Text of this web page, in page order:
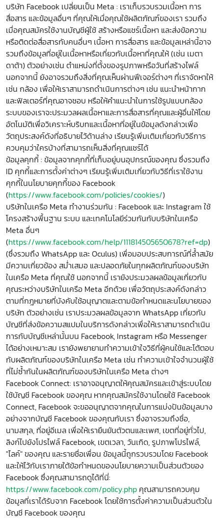
บริษัท Facebook เปลี่ยนเป็น Meta : เราเก็บรวบรวมเนื้อหา การ
สื่อสาร และข้อมูลอื่นๆ ที่คุณให้เมื่อคุณใช้ผลิตภัณฑ์ของเรา รวมถึง
เมื่อคุณสมัครใช้งานบัญชีผู้ใช้ สร้างหรือแชร์เนื้อหา และส่งข้อความ
หรือติดต่อสื่อสารกับคนอื่นๆ เนื้อหา การสื่อสาร และข้อมูลเหล่านี้อาจ
รวมถึงข้อมูลที่อยู่ในเนื้อหาหรือเกี่ยวกับเนื้อหาที่คุณให้ (เช่น เมตา
ดาต้า) ตัวอย่างเช่น ตำแหน่งที่ตั้งของรูปภาพหรือวันที่สร้างไฟล์
นอกจากนี้ ยังอาจรวมถึงสิ่งที่คุณเห็นผ่านฟีเจอร์ต่างๆ ที่เราจัดหาให้
เช่น กล้อง เพื่อให้เราสามารถดำเนินการต่างๆ เช่น แนะนำหน้ากาก
และฟิลเตอร์ที่คุณอาจชอบ หรือให้คำแนะนำในการใช้รูปแบบกล้อง
ระบบของเราจะประมวลผลเนื้อหาและการสื่อสารที่คุณและผู้อื่นให้โดย
อัตโนมัติเพื่อวิเคราะห์บริบทและเนื้อหาที่อยู่ในข้อมูลดังกล่าวเพื่อ
วัตถุประสงค์ดังที่อธิบายไว้ด้านล่าง เรียนรู้เพิ่มเติมเกี่ยวกับวิธีการ
ควบคุมว่าใครบ้างที่สามารถเห็นสิ่งที่คุณแชร์ได้
ข้อมูลคุกกี้ : ข้อมูลจากคุกกี้ที่เก็บอยู่บนอุปกรณ์ของคุณ ซึ่งรวมถึง
ID คุกกี้และการตั้งค่าต่างๆ เรียนรู้เพิ่มเติมเกี่ยวกับวิธีที่เราใช้งาน
คุกกี้ในนโยบายคุกกี้ของ Facebook
(https://www.facebook.com/policies/cookies/)
บริษัทในเครือ Meta ทำงานร่วมกัน : Facebook และ Instagram ใช้
โครงสร้างพื้นฐาน ระบบ และเทคโนโลยีร่วมกันกับบริษัทในเครือ
Meta อื่นๆ
(https://www.facebook.com/help/111814505650678?ref=dp)
(ซึ่งรวมถึง WhatsApp และ Oculus) เพื่อมอบประสบการณ์ที่ล้ำสมัย
มีความเกี่ยวข้อง สม่ำเสมอ และปลอดภัยในทุกผลิตภัณฑ์ของบริษัท
ในเครือ Meta ที่คุณใช้ นอกจากนี้ เรายังประมวลผลข้อมูลเกี่ยวกับ
คุณระหว่างบริษัทในเครือ Meta อีกด้วย เพื่อวัตถุประสงค์ดังกล่าว
ตามที่กฎหมายที่บังคับใช้อนุญาตและตามข้อกำหนดและนโยบายของ
บริษัท ตัวอย่างเช่น เราประมวลผลข้อมูลจาก WhatsApp เกี่ยวกับ
บัญชีที่ส่งข้อความสแปมในบริการดังกล่าวเพื่อให้เราสามารถดำเนิน
การกับบัญชีเหล่านั้นบน Facebook, Instagram หรือ Messenger
ได้อย่างเหมาะสม เรายังพยายามทำความเข้าใจวิธีที่ผู้คนใช้และโต้ตอบ
กับผลิตภัณฑ์ของบริษัทในเครือ Meta เช่น ทำความเข้าใจจำนวนผู้ใช้
ที่ไม่ซ้ำกันในผลิตภัณฑ์ของบริษัทในเครือ Meta ต่างๆ
Facebook Connect: เราอาจอนุญาตให้คุณสมัครและเข้าสู่ระบบโดย
ใช้บัญชี Facebook ของคุณ หากคุณสมัครใช้งานโดยใช้ Facebook
Connect, Facebook จะขออนุญาตจากคุณในการแบ่งปันข้อมูลบาง
อย่างจากบัญชี Facebook ของคุณกับเรา ซึ่งอาจรวมถึงชื่อ,
นามสกุล, ที่อยู่อีเมล เพื่อให้เรายืนยันตัวตนและเพศ, เขตที่อยู่ทั่วไป,
ลิงก์ไปยังโปรไฟล์ Facebook, เขตเวลา, วันเกิด, รูปภาพโปรไฟล์,
"ไลค์" ของคุณ และรายชื่อเพื่อน ข้อมูลนี้ถูกรวบรวมโดย Facebook
และให้ไว้กับเราภายใต้ข้อกำหนดของนโยบายความเป็นส่วนตัวของ
Facebook ซึ่งคุณสามารถดูได้ที่นี่:
https://www.facebook.com/policy.php คุณสามารถควบคุม
ข้อมูลที่เราได้รับจาก Facebook โดยใช้การตั้งค่าความเป็นส่วนตัวใน
บัญชี Facebook ของคุณ